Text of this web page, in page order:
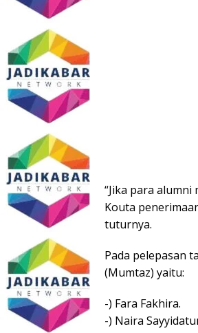
“Jika para
Kouta
tuturnya.
Pada pelepasan
(Mumtaz) yaitu:
-) Fara Fakhira.
-) Naira